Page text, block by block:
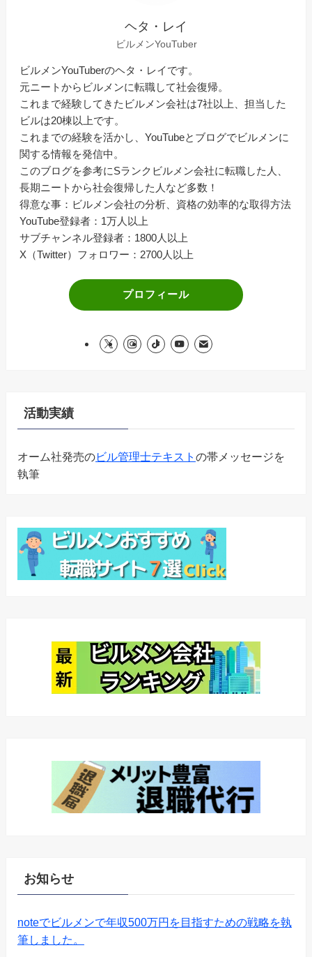
ヘタ・レイ
ビルメンYouTuber
ビルメンYouTuberのヘタ・レイです。
元ニートからビルメンに転職して社会復帰。
これまで経験してきたビルメン会社は7社以上、担当した
ビルは20棟以上です。
これまでの経験を活かし、YouTubeとブログでビルメンに
関する情報を発信中。
このブログを参考にSランクビルメン会社に転職した人、
長期ニートから社会復帰した人など多数！
得意な事：ビルメン会社の分析、資格の効率的な取得方法
YouTube登録者：1万人以上
サブチャンネル登録者：1800人以上
X（Twitter）フォロワー：2700人以上
プロフィール
活動実績
オーム社発売のビル管理士テキスト の帯メッセージを
執筆
お知らせ
noteでビルメンで年収500万円を目指すための戦略を執
筆しました。